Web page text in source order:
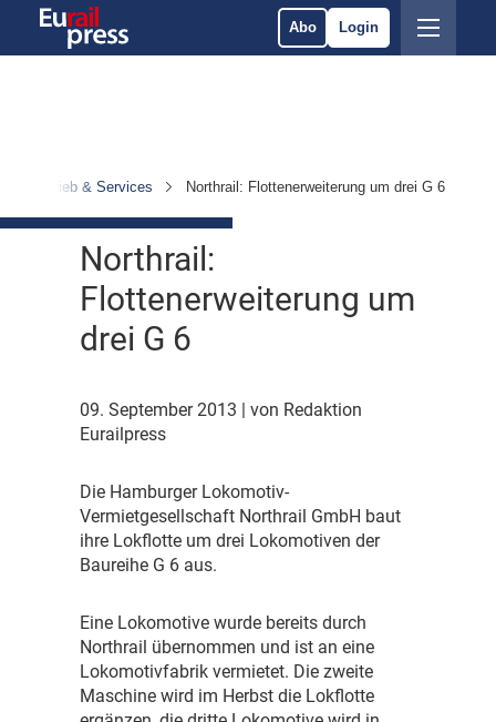
Abo Login
Betrieb & Services Northrail: Flottenerweiterung um drei G 6
Northrail:
Flottenerweiterung um
drei G 6
09. September 2013
| von Redaktion
Eurailpress
Die Hamburger Lokomotiv-
Vermietgesellschaft Northrail GmbH baut
ihre Lokflotte um drei Lokomotiven der
Baureihe G 6 aus.
Eine Lokomotive wurde bereits durch
Northrail übernommen und ist an eine
Lokomotivfabrik vermietet. Die zweite
Maschine wird im Herbst die Lokflotte